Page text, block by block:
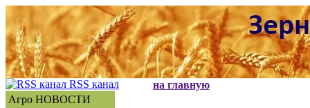
RSS канал
Агро НОВОСТИ
на главную